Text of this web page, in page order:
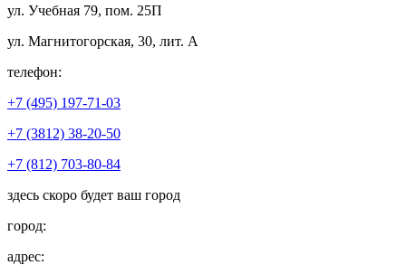
ул. Учебная 79, пом. 25П
ул. Магнитогорская, 30, лит. А
телефон:
+7 (495) 197-71-03
+7 (3812) 38-20-50
+7 (812) 703-80-84
здесь скоро будет ваш город
город:
адрес: